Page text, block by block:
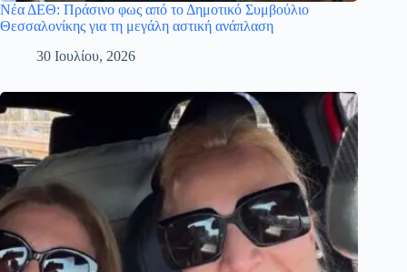
Νέα ΔΕΘ: Πράσινο φως από το Δημοτικό Συμβούλιο
Θεσσαλονίκης για τη μεγάλη αστική ανάπλαση
30 Ιουλίου, 2026